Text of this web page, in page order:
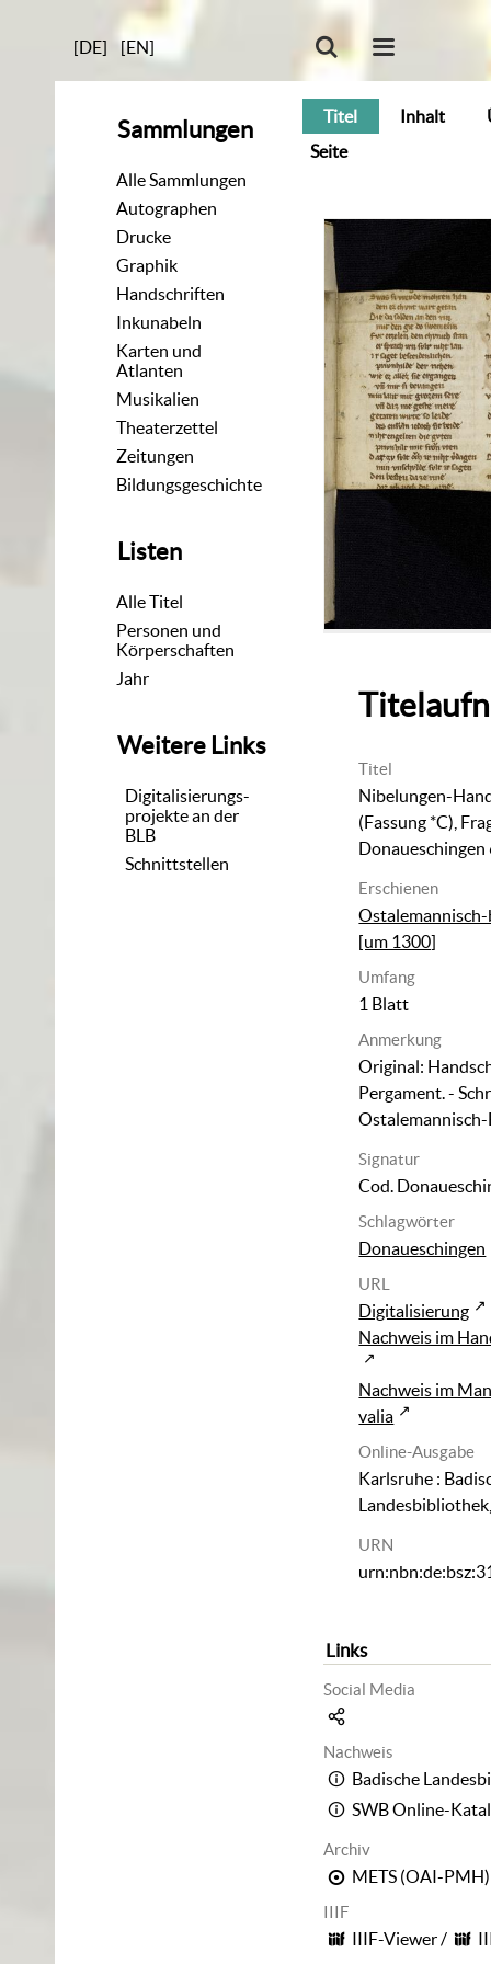
[DE] [EN]
Sammlungen
Alle Sammlungen
Autographen
Drucke
Graphik
Handschriften
Inkunabeln
Karten und
Atlanten
Musikalien
Theaterzettel
Zeitungen
Bildungsgeschichte
Listen
Alle Titel
Personen und
Körperschaften
Jahr
Weitere Links
Digitalisierungs-
projekte an der
BLB
Schnittstellen
Titel Inhalt
Seite
Titel
Nibelungen-
(Fassung *C),
Donaueschingen
Erschienen
[um 1300]
Umfang
1 Blatt
Anmerkung
Original:
Pergament. -
Signatur
Cod.
Schlagwörter
Donaueschingen
URL
Digitalisierung
Nachweis im
Nachweis im
valia
Online-Ausgabe
Karlsruhe :
URN
Links
Social Media
Nachweis
Badische
SWB Online-
Archiv
METS (OAI-PMH)
IIIF
IIIF-Viewer/